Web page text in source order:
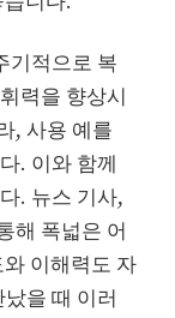
기적으로 복
력을 향상시
, 사용 예를
. 이와 함께
. 뉴스 기사,
해 폭넓은 어
이해력도 자
을 때 이러